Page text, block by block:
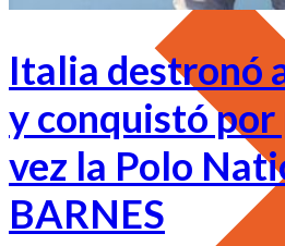
Italia destronó
y conquistó
vez la Polo
BARNES